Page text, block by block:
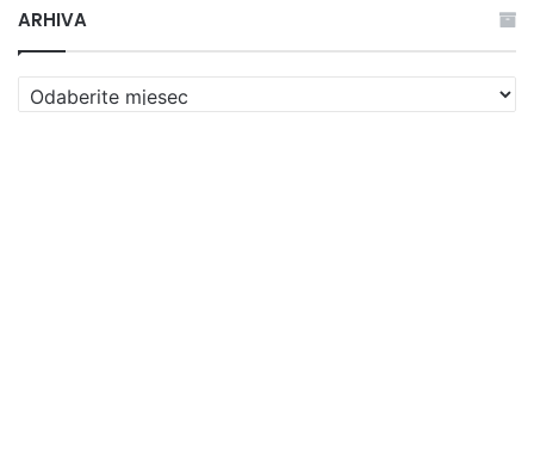
ARHIVA
ARHIVA